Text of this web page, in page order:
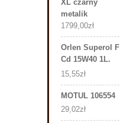
XL czarny
metalik
1799,00zł
Orlen Superol F
Cd 15W40 1L.
15,55zł
MOTUL 106554
29,02zł